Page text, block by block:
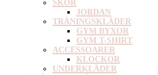
SKOR
JORDAN
TRÄNINGSKLÄDER
GYM BYXOR
GYM T-SHIRT
ACCESSOARER
KLOCKOR
UNDERKLÄDER